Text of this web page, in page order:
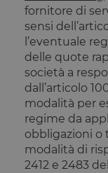
fornitore di
sensi
l’eventuale
delle quote
società a
dall’articolo
modalità per
regime da
obbligazioni o
modalità di
2412 e 2483